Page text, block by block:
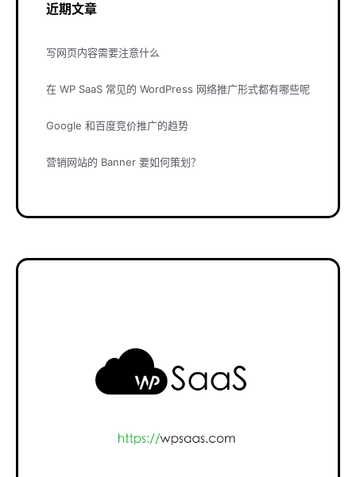
近期文章
写网页内容需要注意什么
在 WP SaaS 常见的 WordPress 网络推广形式都有哪些呢
Google 和百度竞价推广的趋势
营销网站的 Banner 要如何策划？